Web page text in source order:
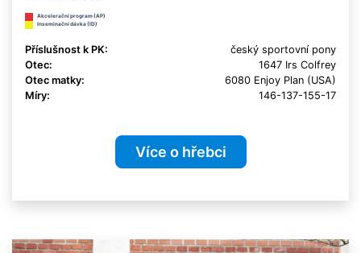
Akcelerační program (AP)
Inseminační dávka (ID)
Příslušnost k PK:
český sportovní pony
Otec:
1647 Irs Colfrey
Otec matky:
6080 Enjoy Plan (USA)
Míry:
146-137-155-17
Více o hřebci